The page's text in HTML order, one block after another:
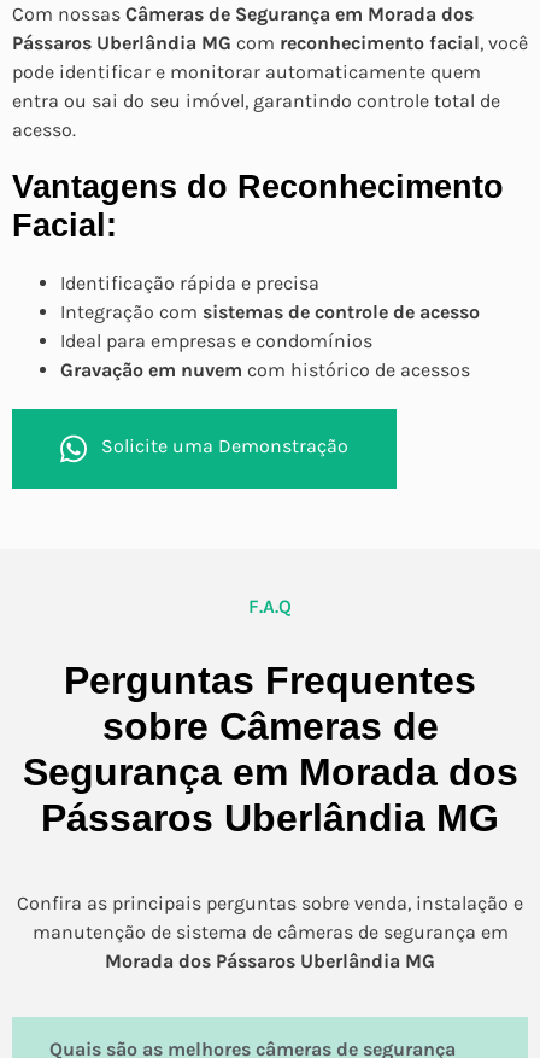
Com nossas Câmeras de Segurança em Morada dos
Pássaros Uberlândia MG com reconhecimento facial, você
pode identificar e monitorar automaticamente quem
entra ou sai do seu imóvel, garantindo controle total de
acesso.
Vantagens do Reconhecimento
Facial:
Identificação rápida e precisa
Integração com sistemas de controle de acesso
Ideal para empresas e condomínios
Gravação em nuvem com histórico de acessos
Solicite uma Demonstração
F.A.Q
Perguntas Frequentes
sobre Câmeras de
Segurança em Morada dos
Pássaros Uberlândia MG
Confira as principais perguntas sobre venda, instalação e
manutenção de sistema de câmeras de segurança em
Morada dos Pássaros Uberlândia MG
Quais são as melhores câmeras de segurança